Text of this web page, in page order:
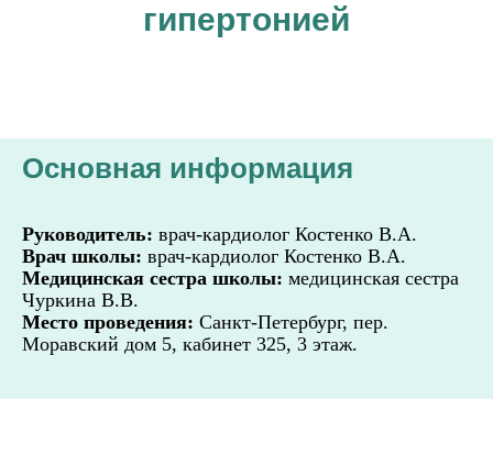
гипертонией
Основная информация
Руководитель: врач-кардиолог Костенко В.А.
Врач школы: врач-кардиолог Костенко В.А.
Медицинская сестра школы: медицинская сестра
Чуркина В.В.
Место проведения: Санкт-Петербург, пер.
Моравский дом 5, кабинет 325, 3 этаж.